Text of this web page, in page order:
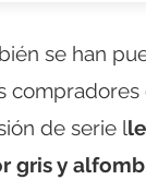
se han
compradores
de serie l
gris y